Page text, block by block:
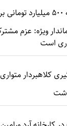
بودجه ۵۰۰ میلیارد
ویژه: عزم
است
کلاهبردار